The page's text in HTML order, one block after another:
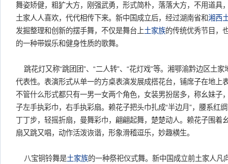
舞姿矫健，粗犷大方，刚强武勇，形式简朴，落落大方，不用道具
土家人人喜欢，代代相传下来。新中国成立后，经过湖南省和湘西
发掘整理和创新的摆手舞，不仅是舞台上土家族的传统优秀节目，
的一种带娱乐和健身性质的歌舞。
跳花灯又称“跳团团”、“二人转”、“花灯戏”等。湘鄂渝黔边区土
代表性。表演形式从单一的方桌表演发展成搭花台，铺席子在地上
不管什么形式都只有一男一女两个角色，女装男扮居多，称幺妹子
子左手执彩巾，右手执彩扇。赖花子把头巾扎成“半边月”，腰系红
丁丁步，轻摇折扇，曼舞彩巾，翩翩起舞，楚楚动人。赖花子围着
扇又跳又唱，动作活泼诙谐，形象滑稽逗乐，妙趣横生。
八宝铜铃舞是土家族的一种祭祀仪式舞。新中国成立前土家人凡